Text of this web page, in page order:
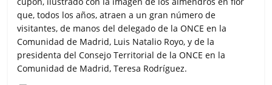
que, todos los años, atraen a un gran número de
visitantes, de manos del delegado de la ONCE en la
Comunidad de Madrid, Luis Natalio Royo, y de la
presidenta del Consejo Territorial de la ONCE en la
Comunidad de Madrid, Teresa Rodríguez.